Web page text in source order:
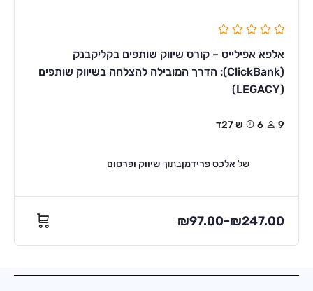
אלפא אפילייט – קורס שיווק שותפים בקליקבנק
(ClickBank): הדרך המובילה להצלחה בשיווק שותפים
(LEGACY)
9 6ש 27ד
של אלכס פרידמןבתוך שיווק ופרסום
₪97.00–₪247.00